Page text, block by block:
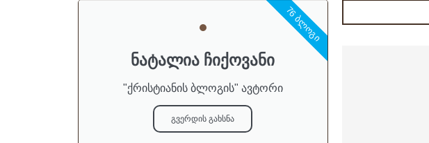
ნატალია ჩიქოვანი
"ქრისტიანის ბლოგის" ავტორი
გვერდის გახსნა
76 ᲑᲚᲝᲒᲘ